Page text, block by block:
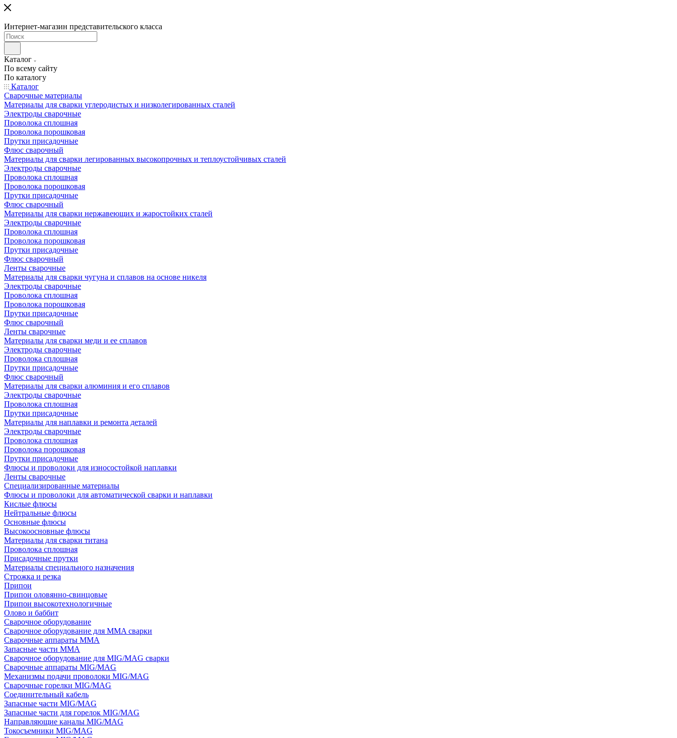
Интернет-магазин представительского класса
Каталог
По всему сайту
По каталогу
Каталог
Сварочные материалы
Материалы для сварки углеродистых и низколегированных сталей
Электроды сварочные
Проволока сплошная
Проволока порошковая
Прутки присадочные
Флюс сварочный
Материалы для сварки легированных высокопрочных и теплоустойчивых сталей
Электроды сварочные
Проволока сплошная
Проволока порошковая
Прутки присадочные
Флюс сварочный
Материалы для сварки нержавеющих и жаростойких сталей
Электроды сварочные
Проволока сплошная
Проволока порошковая
Прутки присадочные
Флюс сварочный
Ленты сварочные
Материалы для сварки чугуна и сплавов на основе никеля
Электроды сварочные
Проволока сплошная
Проволока порошковая
Прутки присадочные
Флюс сварочный
Ленты сварочные
Материалы для сварки меди и ее сплавов
Электроды сварочные
Проволока сплошная
Прутки присадочные
Флюс сварочный
Материалы для сварки алюминия и его сплавов
Электроды сварочные
Проволока сплошная
Прутки присадочные
Материалы для наплавки и ремонта деталей
Электроды сварочные
Проволока сплошная
Проволока порошковая
Прутки присадочные
Флюсы и проволоки для износостойкой наплавки
Ленты сварочные
Специализированные материалы
Флюсы и проволоки для автоматической сварки и наплавки
Кислые флюсы
Нейтральные флюсы
Основные флюсы
Высокоосновные флюсы
Материалы для сварки титана
Проволока сплошная
Присадочные прутки
Материалы специального назначения
Строжка и резка
Припои
Припои оловянно-свинцовые
Припои высокотехнологичные
Олово и баббит
Сварочное оборудование
Сварочное оборудование для MMA сварки
Сварочные аппараты MMA
Запасные части MMA
Сварочное оборудование для MIG/MAG сварки
Сварочные аппараты MIG/MAG
Механизмы подачи проволоки MIG/MAG
Сварочные горелки MIG/MAG
Соединительный кабель
Запасные части MIG/MAG
Запасные части для горелок MIG/MAG
Направляющие каналы MIG/MAG
Токосъемники MIG/MAG